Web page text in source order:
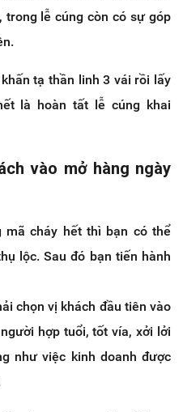
trong lễ cúng còn có sự góp
tạ thần linh 3 vái rồi lấy
là hoàn tất lễ cúng khai
vào mở hàng ngày
cháy hết thì bạn có thể
lộc. Sau đó bạn tiến hành
chọn vị khách đầu tiên vào
hợp tuổi, tốt vía, xởi lởi
như việc kinh doanh được